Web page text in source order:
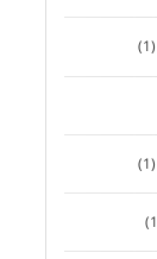
(1)
(1)